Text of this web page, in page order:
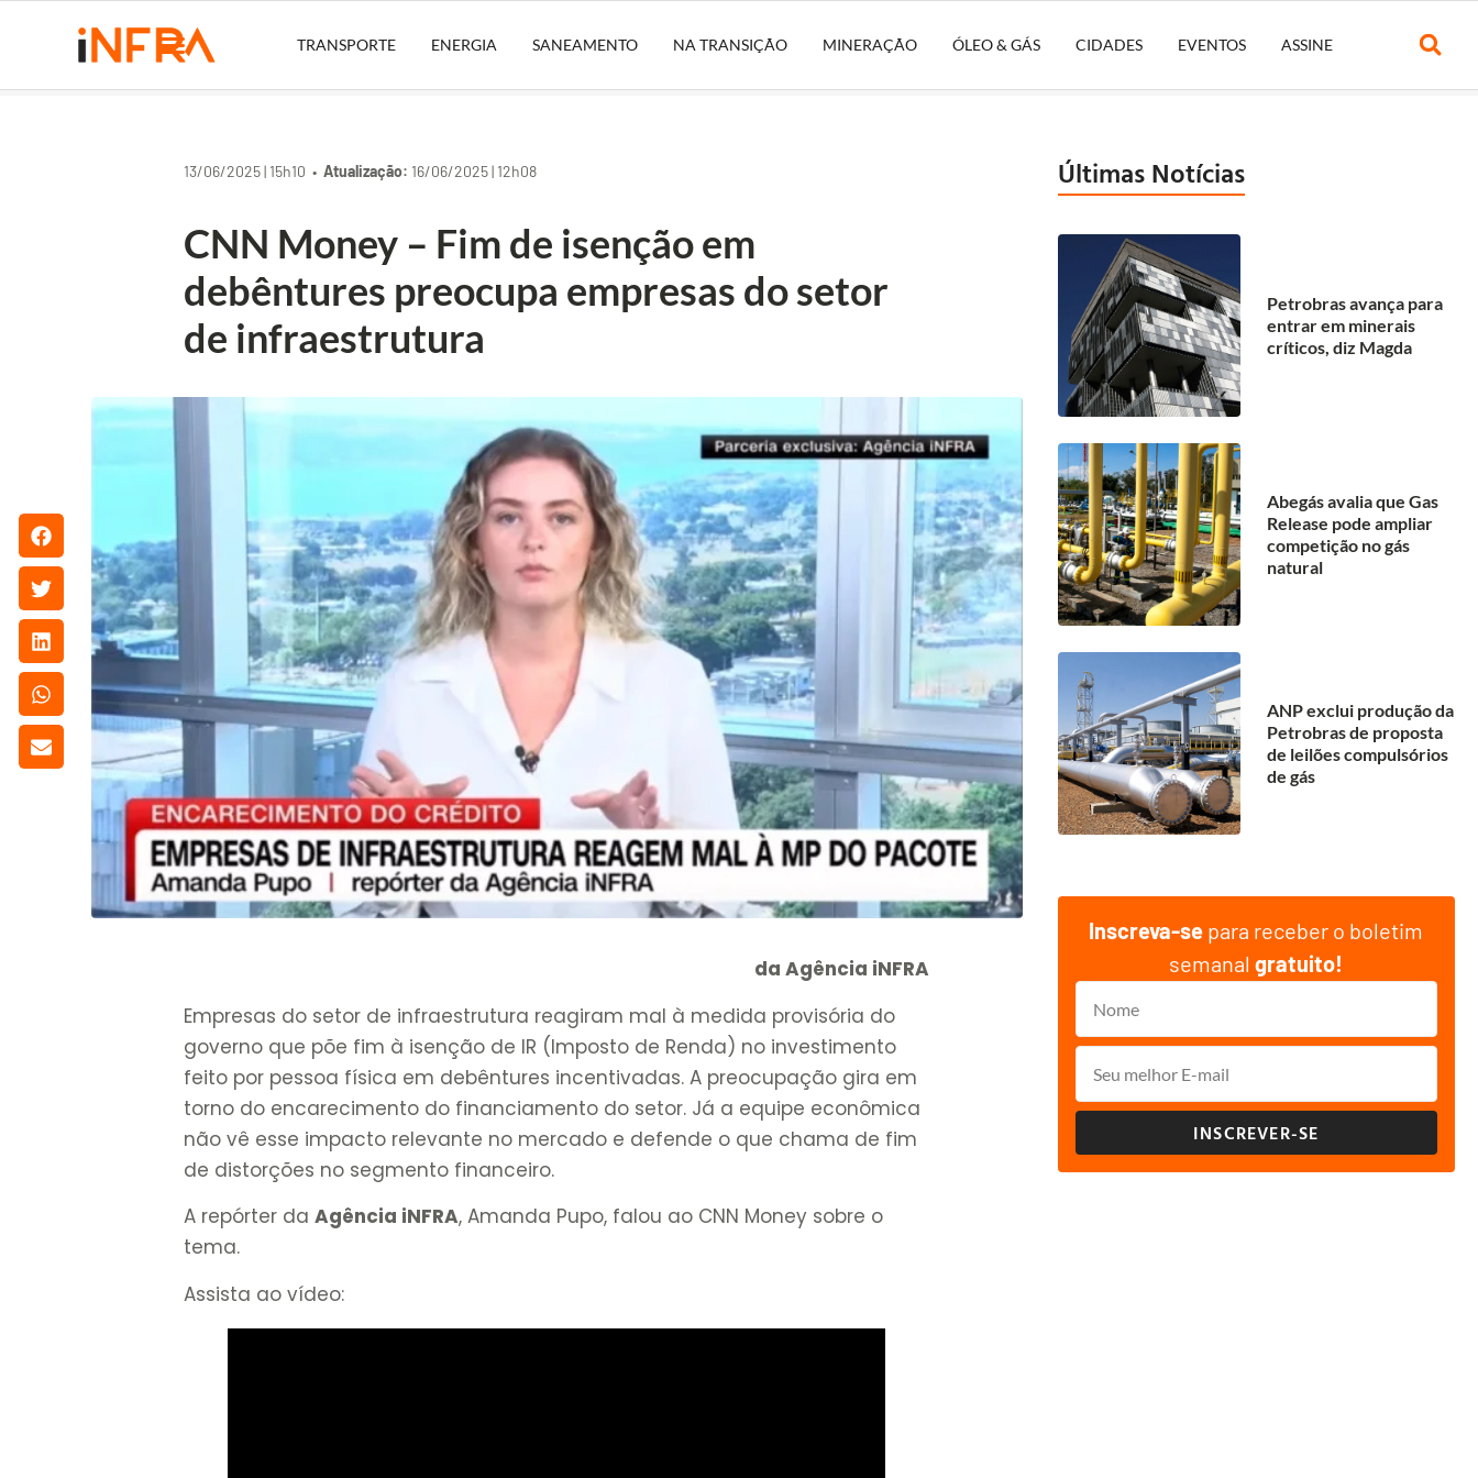
TRANSPORTE ENERGIA SANEAMENTO NA TRANSIÇÃO MINERAÇÃO ÓLEO & GÁS CIDADES EVENTOS ASSINE
13/06/2025 | 15h10 •Atualização: 16/06/2025 | 12h08
CNN Money – Fim de isenção em
debêntures preocupa empresas do setor
de infraestrutura
da Agência iNFRA
Empresas do setor de infraestrutura reagiram mal à medida provisória do
governo que põe fim à isenção de IR (Imposto de Renda) no investimento
feito por pessoa física em debêntures incentivadas. A preocupação gira em
torno do encarecimento do financiamento do setor. Já a equipe econômica
não vê esse impacto relevante no mercado e defende o que chama de fim
de distorções no segmento financeiro.
A repórter daAgência iNFRA, Amanda Pupo, falou ao CNN Money sobre o
tema.
Assista ao vídeo:
Últimas Notícias
Petrobras avança para
entrar em minerais
críticos, diz Magda
Abegás avalia que Gas
Release pode ampliar
competição no gás
natural
ANP exclui produção da
Petrobras de proposta
de leilões compulsórios
de gás
Inscreva-se para receber o boletim
semanalgratuito!
INSCREVER-SE